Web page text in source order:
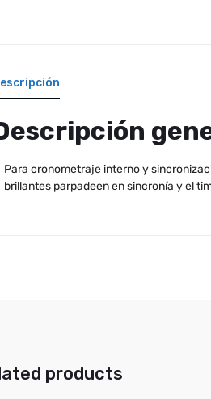
Para cronometraje interno y
brillantes parpadeen en sincronía y el
products